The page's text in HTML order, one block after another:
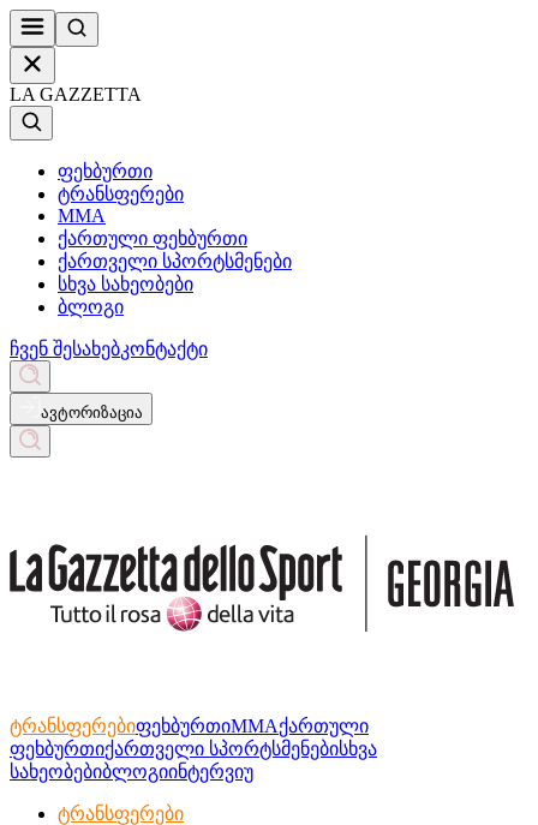
LA GAZZETTA
ფეხბურთი
ტრანსფერები
MMA
ქართული ფეხბურთი
ქართველი სპორტსმენები
სხვა სახეობები
ბლოგი
ჩვენ შესახებკონტაქტი
ავტორიზაცია
ტრანსფერებიფეხბურთიMMAქართული
ფეხბურთიქართველი სპორტსმენებისხვა
სახეობებიბლოგიინტერვიუ
ტრანსფერები